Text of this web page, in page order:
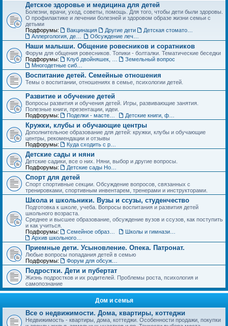
Детское здоровье и медицина для детей
Болезни, врачи, уход, советы, помощь. Для того, чтобы дети были здоровы.
О профилактике и лечении болезней и здоровом образе жизни семьи с
детьми
Подфорумы:
Вакцинация Другие дети
Наши малыши. Общение ровесников и соратников
Форум для общения ровесников. Топики - болталки. Тематические беседки
Подфорумы:
Земельный вопрос
Воспитание детей. Семейные отношения
Темы о воспитании, отношениях в семье, психологии детей.
Развитие и обучение детей
Вопросы развития и обучения детей. Игры, развивающие занятия.
Полезные книги, презентации, идеи.
Подфорумы:
Кружки, клубы и обучающие центры
Дополнительное образование для детей: кружки, клубы и обучающие
центры, рекомендации и отзывы
Подфорумы:
Детские сады и няни
Детские садики, все о них. Няни, выбор и другие вопросы.
Подфорумы:
Спорт для детей
Спорт спортивные секции. Обсуждение вопросов, связанных с
тренировками, спортивным инвентарем, тренерами и инструкторами.
Школа и школьники. Вузы и ссузы, студенчество
Подготовка к школе, учеба. Вопросы воспитания и развития детей
школьного возраста.
Среднее и высшее образование, обсуждение вузов и ссузов, как поступить
и как учиться.
Подфорумы:
Приемные дети. Усыновление. Опека. Патронат.
Любые вопросы попадания детей в семью
Подфорумы:
Подростки. Дети и пубертат
Жизнь подростков и их родителей. Проблемы роста, психология и
самопознание
Дом и семья
Все о недвижимости. Дома, квартиры, коттеджи
Недвижимость - квартиры, дома, коттеджи. Особенности продажи, покупки